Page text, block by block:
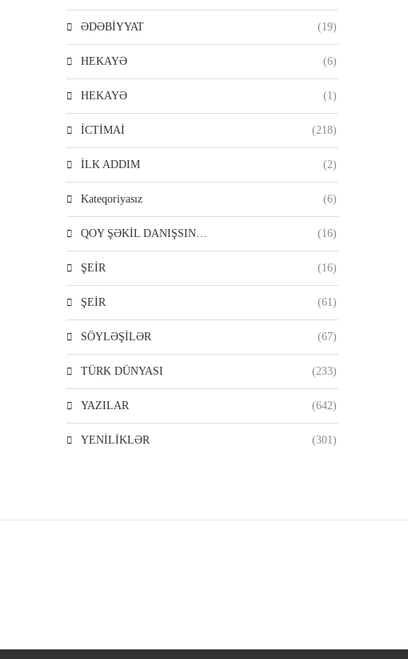
ƏDƏBİYYAT (19)
HEKAYƏ (6)
HEKAYƏ (1)
İCTİMAİ (218)
İLK ADDIM (2)
Kateqoriyasız (6)
QOY ŞƏKİL DANIŞSIN… (16)
ŞEİR (16)
ŞEİR (61)
SÖYLƏŞİLƏR (67)
TÜRK DÜNYASI (233)
YAZILAR (642)
YENİLİKLƏR (301)